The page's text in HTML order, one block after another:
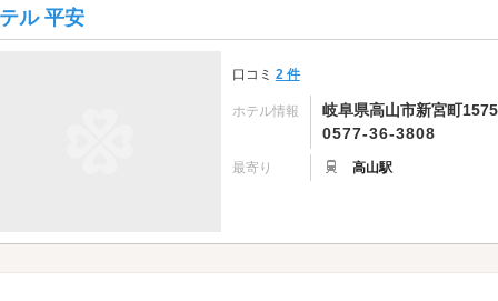
ル 平安
口コミ 2 件
ホテル情報
岐阜県高山市新宮町
0577-36-3808
最寄り 高山駅